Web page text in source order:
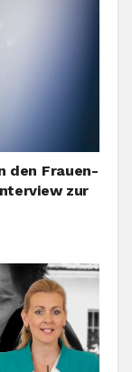
den Frauen-
zur